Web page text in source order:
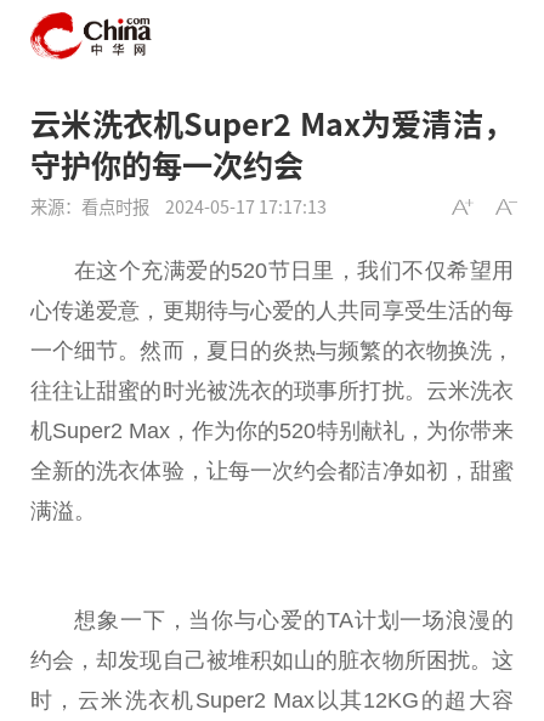
云米洗衣机Super2 Max为爱清洁，
守护你的每一次约会
来源：看点时报 2024-05-17 17:17:13
在这个充满爱的520节日里，我们不仅希望用
心传递爱意，更期待与心爱的人共同享受生活的每
一个细节。然而，夏日的炎热与频繁的衣物换洗，
往往让甜蜜的时光被洗衣的琐事所打扰。云米洗衣
机Super2 Max，作为你的520特别献礼，为你带来
全新的洗衣体验，让每一次约会都洁净如初，甜蜜
满溢。
想象一下，当你与心爱的TA计划一场浪漫的
约会，却发现自己被堆积如山的脏衣物所困扰。这
时，云米洗衣机Super2 Max以其12KG的超大容